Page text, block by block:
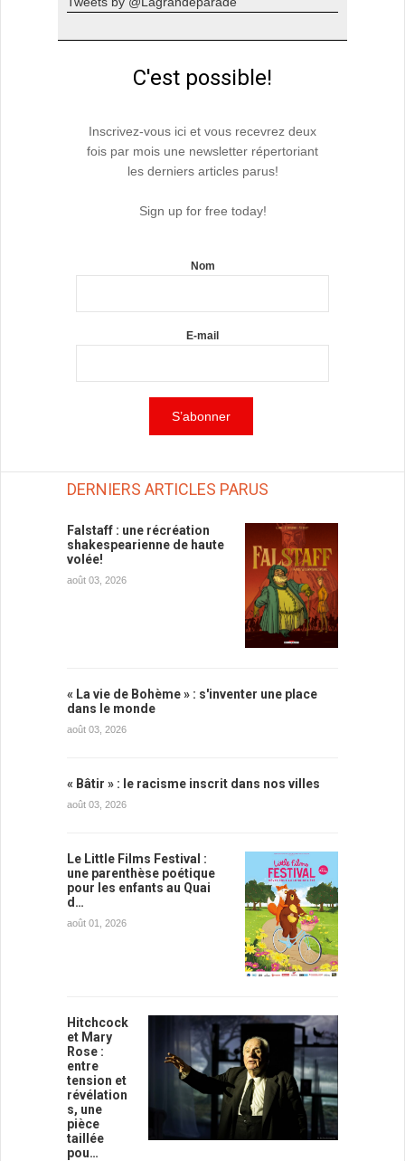
C'est possible!
Inscrivez-vous ici et vous recevrez deux
fois par mois une newsletter répertoriant
les derniers articles parus!
Sign up for free today!
Nom
E-mail
DERNIERS ARTICLES PARUS
Falstaff : une récréation
shakespearienne de haute
volée!
août 03, 2026
« La vie de Bohème » : s'inventer une place
dans le monde
août 03, 2026
« Bâtir » : le racisme inscrit dans nos villes
août 03, 2026
Le Little Films Festival :
une parenthèse poétique
pour les enfants au Quai
d…
août 01, 2026
Hitchcock
et Mary
Rose :
entre
tension et
révélation
s, une
pièce
taillée
pou…